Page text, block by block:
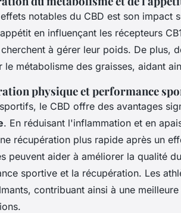
notables du CBD est son impact
en influençant les récepteurs
à gérer leur poids. De plus,
le métabolisme des graisses, aidant
physique et performance
le CBD offre des avantages
. En réduisant l'inflammation et en
récupération plus rapide après un
peuvent aider à améliorer la qualité
sportive et la récupération. Les
contribuant ainsi à une